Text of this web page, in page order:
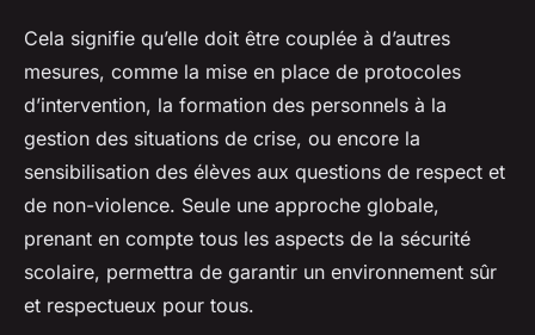
Cela signifie qu’elle doit être couplée à d’autres
mesures, comme la mise en place de protocoles
d’intervention, la formation des personnels à la
gestion des situations de crise, ou encore la
sensibilisation des élèves aux questions de respect et
de non-violence. Seule une approche globale,
prenant en compte tous les aspects de la sécurité
scolaire, permettra de garantir un environnement sûr
et respectueux pour tous.